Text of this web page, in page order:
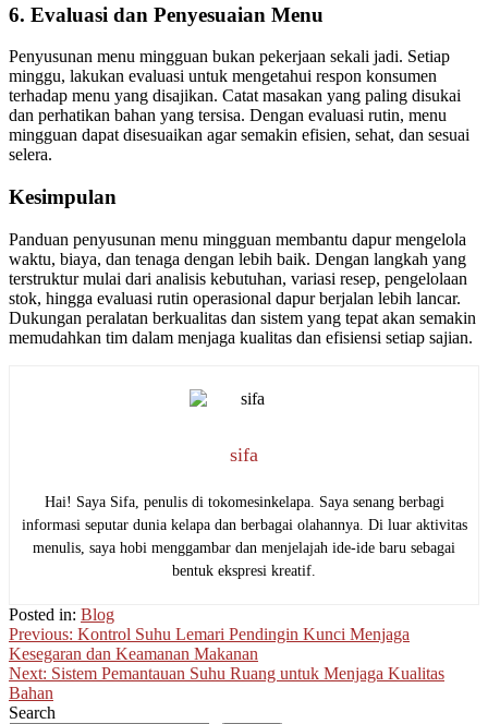
6. Evaluasi dan Penyesuaian Menu
Penyusunan menu mingguan bukan pekerjaan sekali jadi. Setiap
minggu, lakukan evaluasi untuk mengetahui respon konsumen
terhadap menu yang disajikan. Catat masakan yang paling disukai
dan perhatikan bahan yang tersisa. Dengan evaluasi rutin, menu
mingguan dapat disesuaikan agar semakin efisien, sehat, dan sesuai
selera.
Kesimpulan
Panduan penyusunan menu mingguan membantu dapur mengelola
waktu, biaya, dan tenaga dengan lebih baik. Dengan langkah yang
terstruktur mulai dari analisis kebutuhan, variasi resep, pengelolaan
stok, hingga evaluasi rutin operasional dapur berjalan lebih lancar.
Dukungan peralatan berkualitas dan sistem yang tepat akan semakin
memudahkan tim dalam menjaga kualitas dan efisiensi setiap sajian.
sifa
Hai! Saya Sifa, penulis di tokomesinkelapa. Saya senang berbagi
informasi seputar dunia kelapa dan berbagai olahannya. Di luar aktivitas
menulis, saya hobi menggambar dan menjelajah ide-ide baru sebagai
bentuk ekspresi kreatif.
Posted in: Blog
Post
navigation
Previous: Kontrol Suhu Lemari Pendingin Kunci Menjaga
Kesegaran dan Keamanan Makanan
Next: Sistem Pemantauan Suhu Ruang untuk Menjaga Kualitas
Bahan
Search